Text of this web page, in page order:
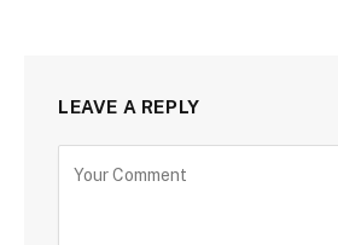
LEAVE A REPLY